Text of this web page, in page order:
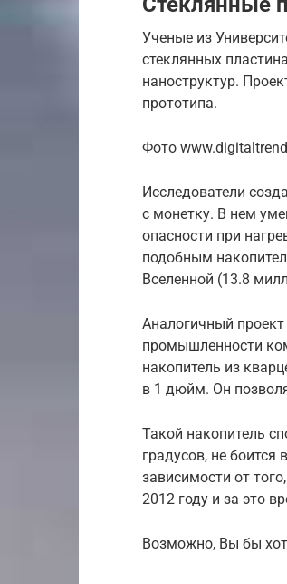
Ученые из
стеклянных
наноструктур.
прототипа.
Фото
Исследователи
с монетку. В нем
опасности при
подобным
Вселенной (13.8
Аналогичный
промышленности
накопитель из
в 1 дюйм. Он
Такой накопитель
градусов, не боится
зависимости от
2012 году и за это
Возможно, Вы бы